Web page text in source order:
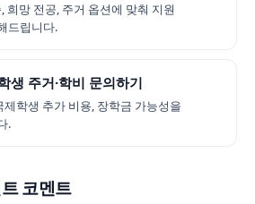
희망 전공, 주거 옵션에 맞춰 지원
드립니다.
생 주거·학비 문의하기
학생 추가 비용, 장학금 가능성을
.
코멘트